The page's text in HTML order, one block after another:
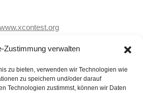
Zustimmung verwalten
zu bieten, verwenden wir Technologien wie
zu speichern und/oder darauf
Technologien zustimmst, können wir Daten
www.xcontest.org
Country Contest
www.dwd.de